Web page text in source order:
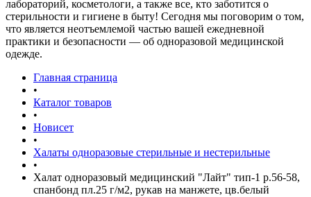
лабораторий, косметологи, а также все, кто заботится о
стерильности и гигиене в быту! Сегодня мы поговорим о том,
что является неотъемлемой частью вашей ежедневной
практики и безопасности — об одноразовой медицинской
одежде.
Главная страница
•
Каталог товаров
•
Новисет
•
Халаты одноразовые стерильные и нестерильные
•
Халат одноразовый медицинский "Лайт" тип-1 р.56-58,
спанбонд пл.25 г/м2, рукав на манжете, цв.белый